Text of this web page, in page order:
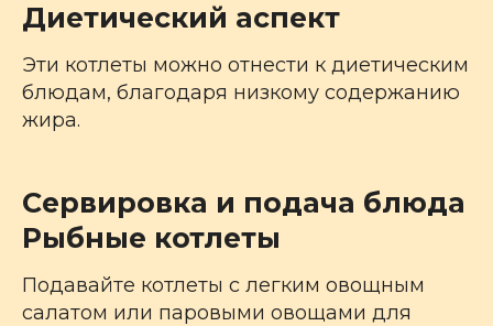
Диетический аспект
Эти котлеты можно отнести к диетическим
блюдам, благодаря низкому содержанию
жира.
Сервировка и подача блюда
Рыбные котлеты
Подавайте котлеты с легким овощным
салатом или паровыми овощами для